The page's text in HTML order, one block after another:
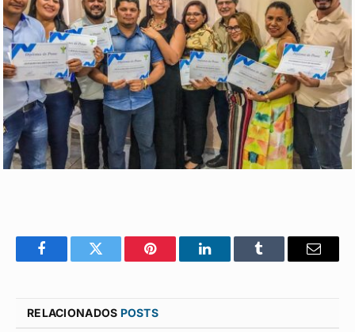
FacebookTwitter Pinterest LinkedInTumblr
E-
RELACIONADOS POSTS